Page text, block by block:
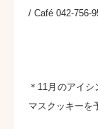
/ Café 042-756-
＊11月のアイ
マスクッキーを